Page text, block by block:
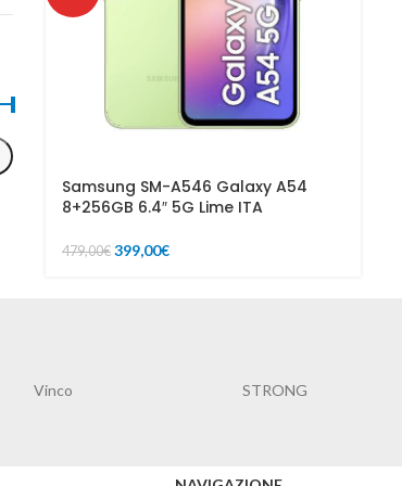
Samsung SM-A546 Galaxy A54
8+256GB 6.4″ 5G Lime ITA
479,00€ 399,00€
Vinco STRONG